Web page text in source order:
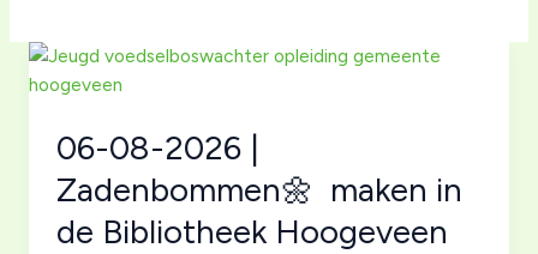
06-08-2026 |
Zadenbommen🌼 maken in
de Bibliotheek Hoogeveen